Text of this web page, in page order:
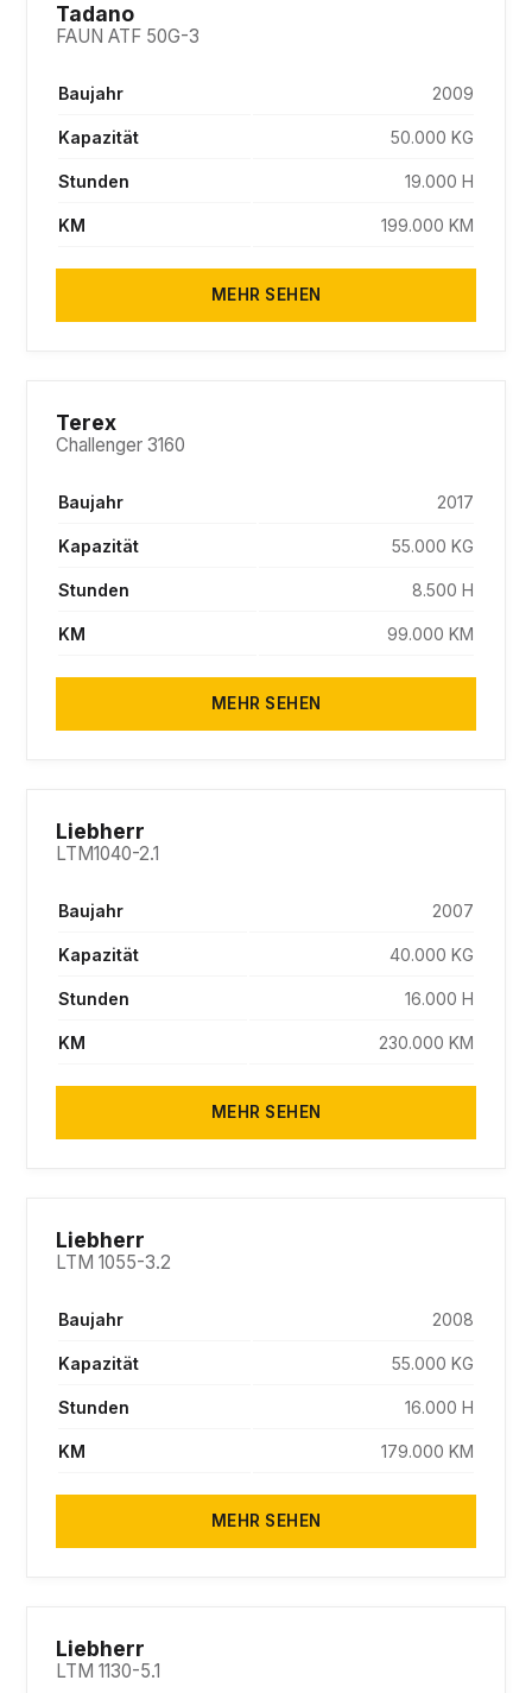
Tadano
FAUN ATF 50G-3
Baujahr 2009
Kapazität 50.000 KG
Stunden 19.000 H
KM 199.000 KM
MEHR SEHEN
Terex
Challenger 3160
Baujahr 2017
Kapazität 55.000 KG
Stunden 8.500 H
KM 99.000 KM
MEHR SEHEN
Liebherr
LTM1040-2.1
Baujahr 2007
Kapazität 40.000 KG
Stunden 16.000 H
KM 230.000 KM
MEHR SEHEN
Liebherr
LTM 1055-3.2
Baujahr 2008
Kapazität 55.000 KG
Stunden 16.000 H
KM 179.000 KM
MEHR SEHEN
Liebherr
LTM 1130-5.1